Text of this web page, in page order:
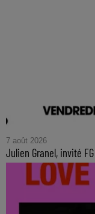
7 août 2026
Julien Granel, invité